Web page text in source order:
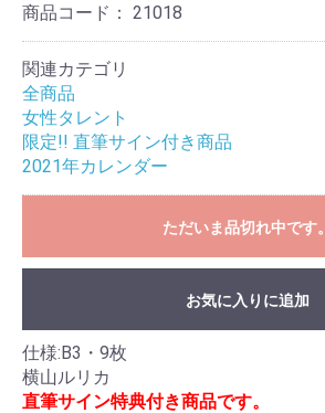
商品コード： 21018
関連カテゴリ
全商品
女性タレント
限定!! 直筆サイン付き商品
2021年カレンダー
ただいま品切れ中です。
お買い物を続ける
お気に入りに追加
仕様:B3・9枚
横山ルリカ
直筆サイン特典付き商品です。